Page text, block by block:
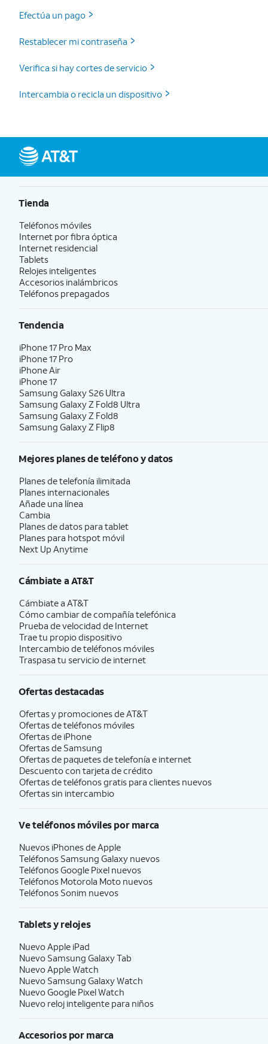
Efectúa un pago
Restablecer mi contraseña
Verifica si hay cortes de servicio
Intercambia o recicla un dispositivo
Tienda
Teléfonos móviles
Internet por fibra óptica
Internet residencial
Tablets
Relojes inteligentes
Accesorios inalámbricos
Teléfonos prepagados
Tendencia
iPhone 17 Pro Max
iPhone 17 Pro
iPhone Air
iPhone 17
Samsung Galaxy S26 Ultra
Samsung Galaxy Z Fold8 Ultra
Samsung Galaxy Z Fold8
Samsung Galaxy Z Flip8
Mejores planes de teléfono y datos
Planes de telefonía ilimitada
Planes internacionales
Añade una línea
Cambia
Planes de datos para tablet
Planes para hotspot móvil
Next Up Anytime
Cámbiate aAT&T
Cámbiate a AT&T
Cómo cambiar de compañía telefónica
Prueba de velocidad de Internet
Trae tu propio dispositivo
Intercambio de teléfonos móviles
Traspasa tu servicio de internet
Ofertas destacadas
Ofertas y promociones deAT&T
Ofertas de teléfonos móviles
Ofertas de iPhone
Ofertas de Samsung
Ofertas de paquetes de telefonía e internet
Descuento con tarjeta de crédito
Ofertas de teléfonos gratis para clientes nuevos
Ofertas sin intercambio
Ve teléfonos móviles por marca
Nuevos iPhones de Apple
Teléfonos Samsung Galaxy nuevos
Teléfonos Google Pixel nuevos
Teléfonos Motorola Moto nuevos
Teléfonos Sonim nuevos
Tablets y relojes
Nuevo Apple iPad
Nuevo Samsung Galaxy Tab
Nuevo Apple Watch
Nuevo Samsung Galaxy Watch
Nuevo Google Pixel Watch
Nuevo reloj inteligente para niños
Accesorios por marca